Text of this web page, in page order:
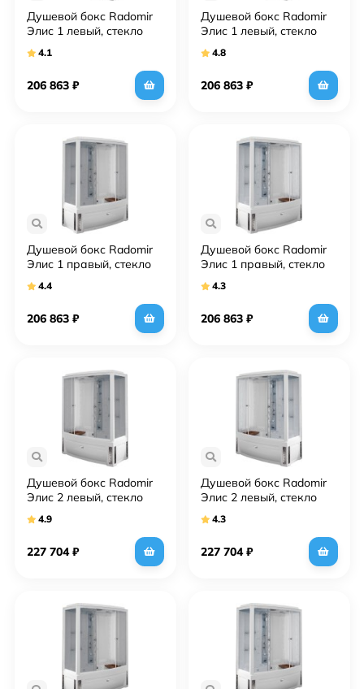
Душевой бокс Radomir
Элис 1 левый, стекло
4.1
206 863 ₽
Душевой бокс Radomir
Элис 1 левый, стекло
4.8
206 863 ₽
Душевой бокс Radomir
Элис 1 правый, стекло
4.4
206 863 ₽
Душевой бокс Radomir
Элис 1 правый, стекло
4.3
206 863 ₽
Душевой бокс Radomir
Элис 2 левый, стекло
4.9
227 704₽
Душевой бокс Radomir
Элис 2 левый, стекло
4.3
227 704₽